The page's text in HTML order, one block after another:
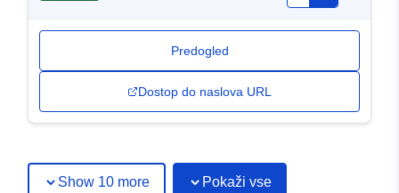
Predogled
Dostop do naslova URL
Show 10 more Pokaži vse